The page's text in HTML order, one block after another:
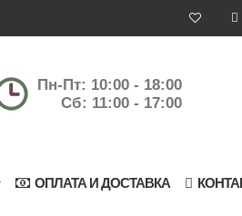
Пн-Пт: 10:00 - 18:00
Сб: 11:00 - 17:00
ОПЛАТА И ДОСТАВКА